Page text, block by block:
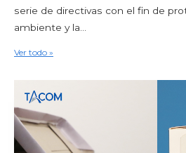
serie de directivas con el fin de
ambiente y la...
Ver todo »